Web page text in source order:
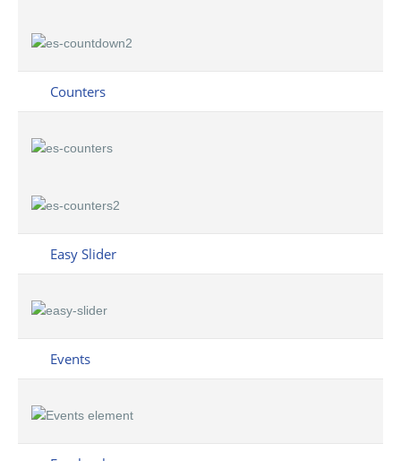
Counters
Easy Slider
Events